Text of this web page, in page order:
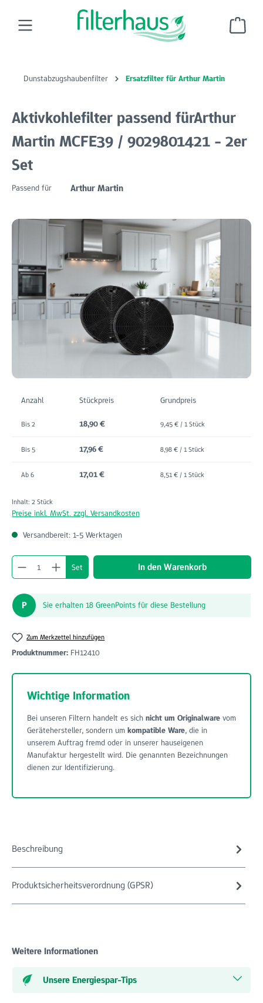
Zum Hauptinhalt springen
Dunstabzugshaubenfilter Ersatzfilter für Arthur Martin
Aktivkohlefilter passend fürArthur
Martin MCFE39 / 9029801421 - 2er
Set
Passend für Arthur Martin
Bildergalerie überspringen
Anzahl Stückpreis Grundpreis
Bis2 18,90 € 9,45 € / 1 Stück
Bis 5 17,96 € 8,98 € / 1 Stück
Ab6 17,01 € 8,51 € / 1 Stück
Inhalt: 2 Stück
Preise inkl. MwSt. zzgl. Versandkosten
Versandbereit: 1-5 Werktagen
Produkt Anzahl: Gib den gewünschten Wert
Set In den Warenkorb
P Sie erhalten 18 GreenPoints für diese Bestellung
Zum Merkzettel hinzufügen
Produktnummer: FH12410
Wichtige Information
Bei unseren Filtern handelt es sich nicht um Originalware vom
Gerätehersteller, sondern um kompatible Ware, die in
unserem Auftrag fremd oder in unserer hauseigenen
Manufaktur hergestellt wird. Die genannten Bezeichnungen
dienen zur Identifizierung.
Beschreibung
Produktsicherheitsverordnung (GPSR)
Weitere Informationen
Unsere Energiespar-Tips